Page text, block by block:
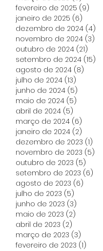
fevereiro de 2025 (9)
janeiro de 2025 (6)
dezembro de 2024 (4)
novembro de 2024 (3)
outubro de 2024 (21)
setembro de 2024 (15)
agosto de 2024 (8)
julho de 2024 (13)
junho de 2024 (5)
maio de 2024 (5)
abril de 2024 (5)
março de 2024 (6)
janeiro de 2024 (2)
dezembro de 2023 (1)
novembro de 2023 (5)
outubro de 2023 (5)
setembro de 2023 (6)
agosto de 2023 (6)
julho de 2023 (5)
junho de 2023 (3)
maio de 2023 (2)
abril de 2023 (2)
março de 2023 (3)
fevereiro de 2023 (1)